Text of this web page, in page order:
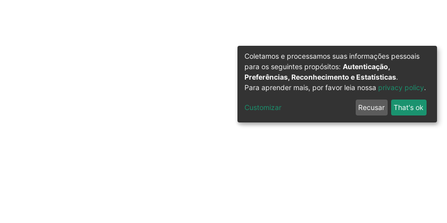
Coletamos e processamos suas informações pessoais
para os seguintes propósitos: Autenticação,
Preferências, Reconhecimento e Estatísticas.
Para aprender mais, por favor leia nossa privacy policy.
Customizar Recusar That's ok